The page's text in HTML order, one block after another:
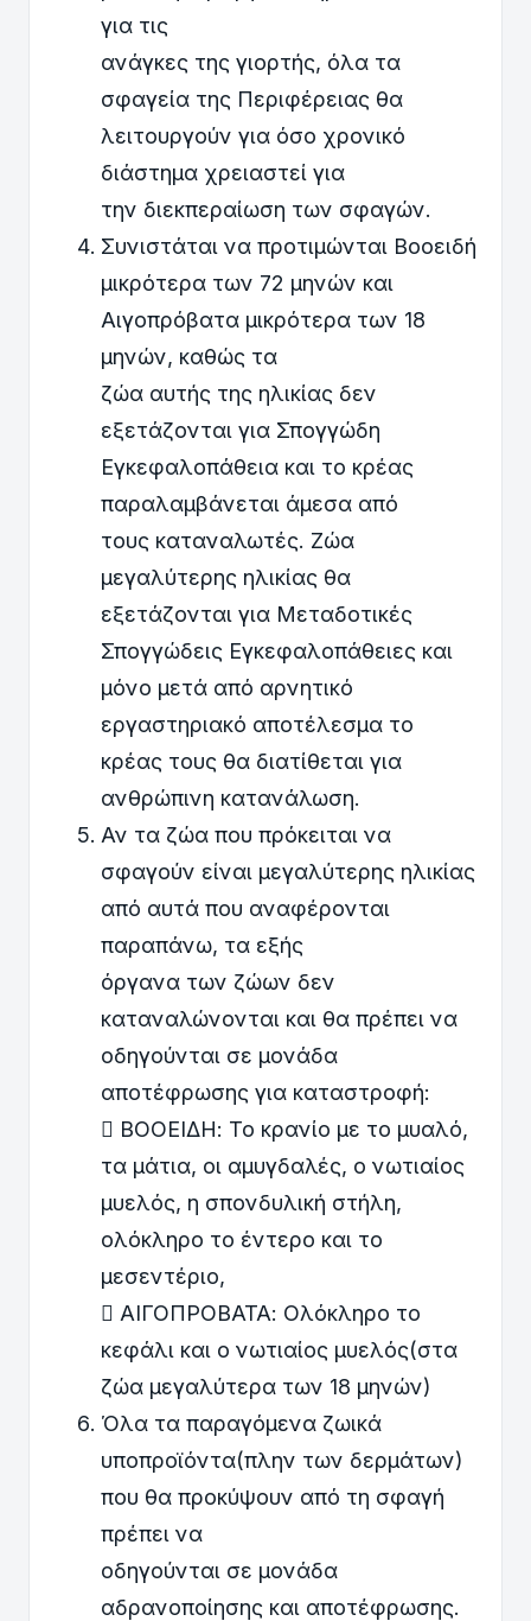
για τις
ανάγκες της γιορτής, όλα τα
σφαγεία της Περιφέρειας θα
λειτουργούν για όσο χρονικό
διάστημα χρειαστεί για
την διεκπεραίωση των σφαγών.
Συνιστάται να προτιμώνται Βοοειδή
μικρότερα των 72 μηνών και
Αιγοπρόβατα μικρότερα των 18
μηνών, καθώς τα
ζώα αυτής της ηλικίας δεν
εξετάζονται για Σπογγώδη
Εγκεφαλοπάθεια και το κρέας
παραλαμβάνεται άμεσα από
τους καταναλωτές. Ζώα
μεγαλύτερης ηλικίας θα
εξετάζονται για Μεταδοτικές
Σπογγώδεις Εγκεφαλοπάθειες και
μόνο μετά από αρνητικό
εργαστηριακό αποτέλεσμα το
κρέας τους θα διατίθεται για
ανθρώπινη κατανάλωση.
Αν τα ζώα που πρόκειται να
σφαγούν είναι μεγαλύτερης ηλικίας
από αυτά που αναφέρονται
παραπάνω, τα εξής
όργανα των ζώων δεν
καταναλώνονται και θα πρέπει να
οδηγούνται σε μονάδα
αποτέφρωσης για καταστροφή:
 ΒΟΟΕΙΔΗ: Το κρανίο με το μυαλό,
τα μάτια, οι αμυγδαλές, ο νωτιαίος
μυελός, η σπονδυλική στήλη,
ολόκληρο το έντερο και το
μεσεντέριο,
 ΑΙΓΟΠΡΟΒΑΤΑ: Ολόκληρο το
κεφάλι και ο νωτιαίος μυελός(στα
ζώα μεγαλύτερα των 18 μηνών)
Όλα τα παραγόμενα ζωικά
υποπροϊόντα(πλην των δερμάτων)
που θα προκύψουν από τη σφαγή
πρέπει να
οδηγούνται σε μονάδα
αδρανοποίησης και αποτέφρωσης.